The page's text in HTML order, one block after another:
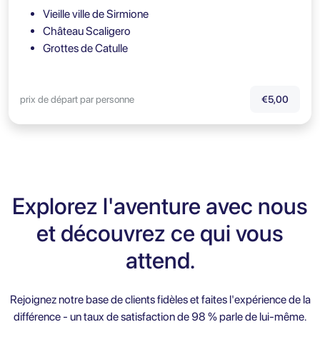
Vieille ville de Sirmione
Château Scaligero
Grottes de Catulle
prix de départ par personne €5,00
Explorez l'aventure avec nous
et découvrez ce qui vous
attend.
Rejoignez notre base de clients fidèles et faites l'expérience de la
différence - un taux de satisfaction de 98 % parle de lui-même.